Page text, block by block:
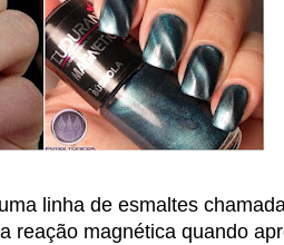
linha de esmaltes
reação magnética quando